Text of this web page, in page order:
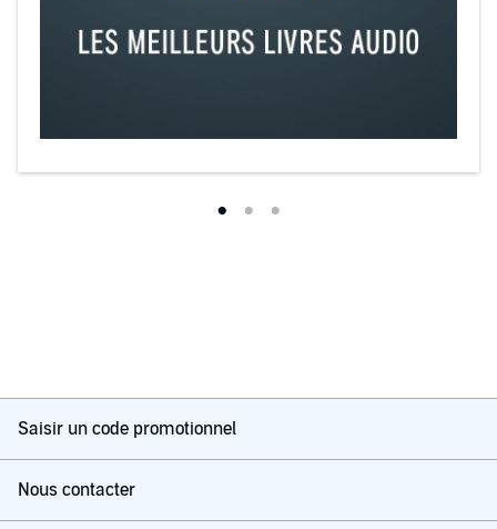
Saisir un code promotionnel
Nous contacter